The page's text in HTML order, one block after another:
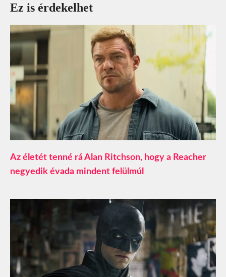
Ez is érdekelhet
Az életét tenné rá Alan Ritchson, hogy a Reacher
negyedik évada mindent felülmúl